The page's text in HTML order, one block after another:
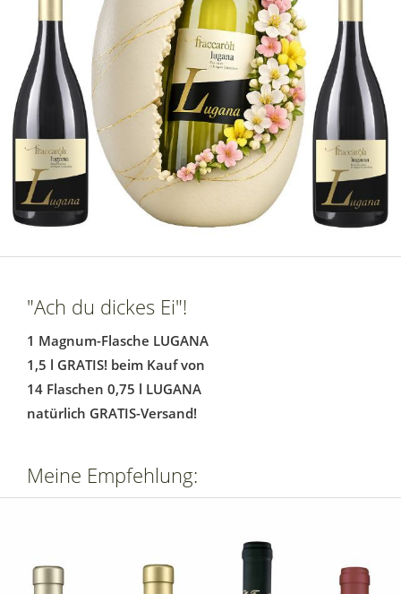
"Ach du dickes Ei"!
1 Magnum-Flasche LUGANA
1,5 l GRATIS! beim Kauf von
14 Flaschen 0,75 l LUGANA
natürlich GRATIS-Versand!
Meine Empfehlung: